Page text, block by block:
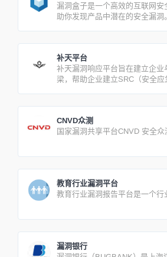
漏洞盒子是一个高效的互联网安
助你发现产品中潜在的安全漏洞。
补天平台
补天漏洞响应平台旨在建立企业
梁，帮助企业建立SRC（安全
CNVD众测
国家漏洞共享平台CNVD 安全众
教育行业漏洞平台
教育行业漏洞报告平台是一个行
漏洞银行